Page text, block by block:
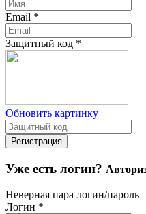
Email *
Защитный код *
Обновить картинку
Уже есть логин?
Неверная пара логин/пароль
Логин *